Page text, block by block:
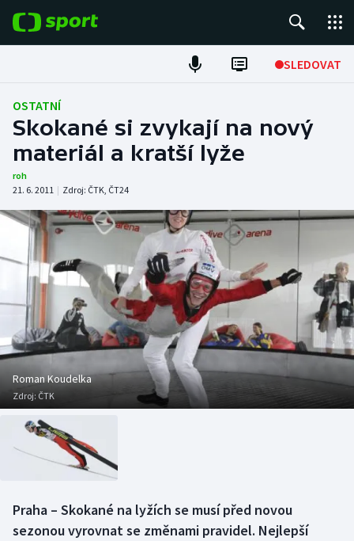
SLEDOVAT
Fotbal
Hokej
Atletika
Cyklistika
DALŠÍ SPORTY
Americký fotbal
Baseball a softbal
Basketbal
Biatlon
Boby a skeleton
Box
NEPŘEHLÉDNĚTE
Soutěže
Historické návraty
Aplikace ČT sport
OSTATNÍ
Skokané si zvykají na nový
materiál a kratší lyže
roh
21. 6. 2011 | Zdroj: ČTK, ČT24
Roman Koudelka
Zdroj: ČTK
Praha – Skokané na lyžích se musí před novou
sezonou vyrovnat se změnami pravidel. Nejlepší